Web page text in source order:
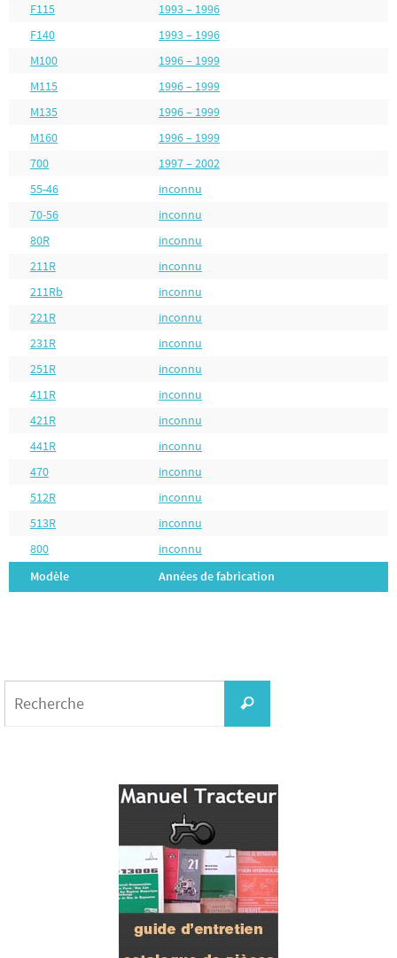
F115
1993 – 1996
F140
1993 – 1996
M100
1996 – 1999
M115
1996 – 1999
M135
1996 – 1999
M160
1996 – 1999
700
1997 – 2002
55-46
inconnu
70-56
inconnu
80R
inconnu
211R
inconnu
211Rb
inconnu
221R
inconnu
231R
inconnu
251R
inconnu
411R
inconnu
421R
inconnu
441R
inconnu
470
inconnu
512R
inconnu
513R
inconnu
800
inconnu
Modèle
Années de fabrication
Recherche